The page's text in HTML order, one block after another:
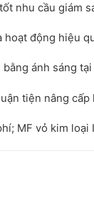
nhu cầu giám
hoạt động hiệu
bằng ánh sáng
tiện nâng
MF vỏ kim